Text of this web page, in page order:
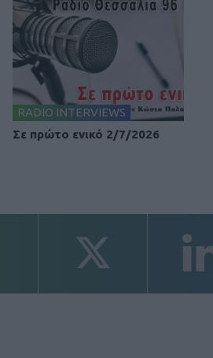
RADIO INTERVIEWS
Σε πρώτο ενικό 2/7/2026